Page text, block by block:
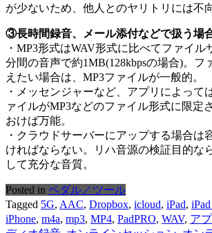
が少ないため、他人とのヤリトリには不
③長時間録音、メール添付などで扱う
・MP3形式はWAV形式に比べてファイル
分間の音声で約1MB(128kbpsの場合)。フ
えたい場合は、MP3ファイルが一般的。
・メッセンジャーなど、アプリによって
ァイルがMP3などのファイル形式に限定
おけば万能。
・クラウドサーバーにアップする場合は
ければならない。リハ音源の検証目的な
して充分な音質。
Posted in ペダル／ツール
Tagged 5G, AAC, Dropbox, icloud, iPad,
iPhone, m4a, mp3, MP4, PadPRO, WAV, ア